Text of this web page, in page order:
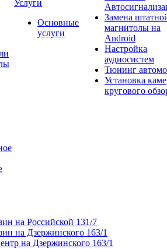
Услуги
Основные
услуги
Замена
магнитолы на
Android
Настройка
аудиосистем
Тюнинг
Установка
кругового
на Российской 131/7
на Дзержинского 163/1
на Дзержинского 163/1